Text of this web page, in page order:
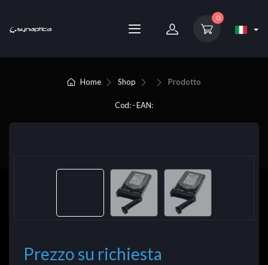
0
Home Shop Prodotto
Cod: - EAN:
Prezzo su richiesta